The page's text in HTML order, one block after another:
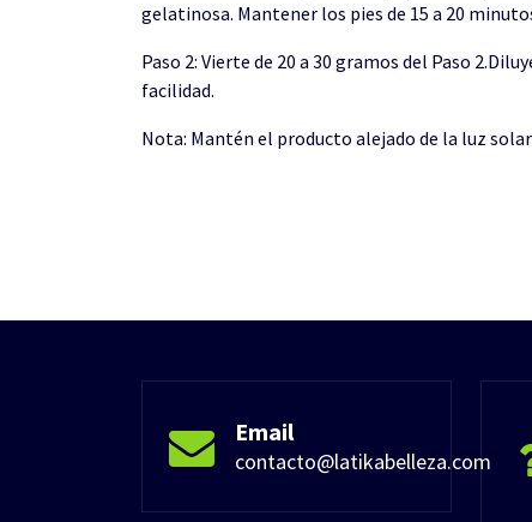
gelatinosa. Mantener los pies de 15 a 20
Paso 2: Vierte de 20 a 30 gramos del Paso
facilidad.
Nota: Mantén el producto alejado de la luz
Email
contacto@latikabelleza.com